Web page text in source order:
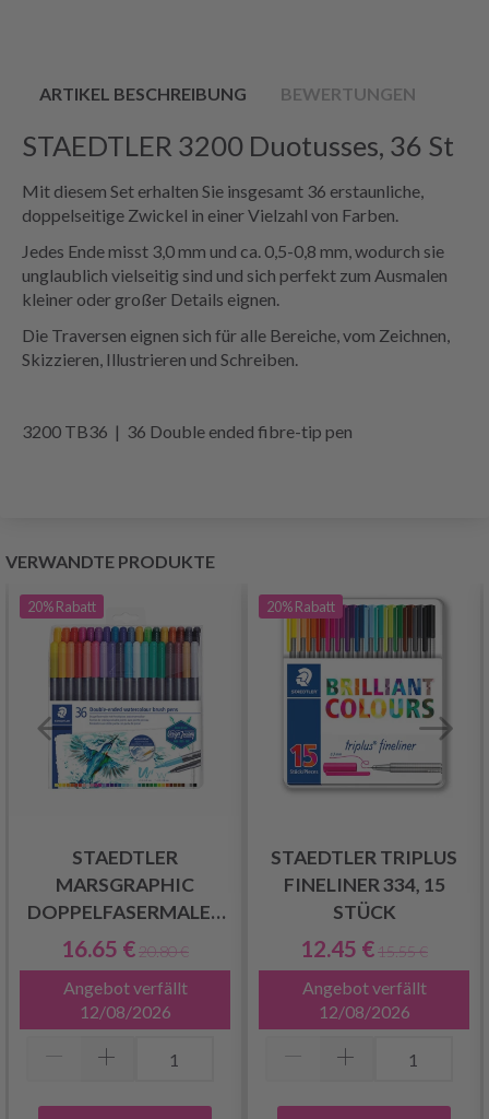
ARTIKEL BESCHREIBUNG BEWERTUNGEN
STAEDTLER 3200 Duotusses, 36 St
Mit diesem Set erhalten Sie insgesamt 36 erstaunliche,
doppelseitige Zwickel in einer Vielzahl von Farben.
Jedes Ende misst 3,0 mm und ca. 0,5-0,8 mm, wodurch sie
unglaublich vielseitig sind und sich perfekt zum Ausmalen
kleiner oder großer Details eignen.
Die Traversen eignen sich für alle Bereiche, vom Zeichnen,
Skizzieren, Illustrieren und Schreiben.
3200 TB36 | 36 Double ended fibre-tip pen
VERWANDTE PRODUKTE
20%Rabatt
STAEDTLER
MARSGRAPHIC
DOPPELFASERMALER
MIT PINSELSPITZE,
WASSERVERMALBAR,
36-TLG
16.65 €20.80 €
Angebot verfällt
12/08/2026
20%Rabatt
STAEDTLER TRIPLUS
FINELINER 334, 15
STÜCK
12.45 €15.55 €
Angebot verfällt
12/08/2026